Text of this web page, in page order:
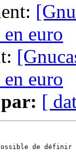
euro
euro
[
de définir